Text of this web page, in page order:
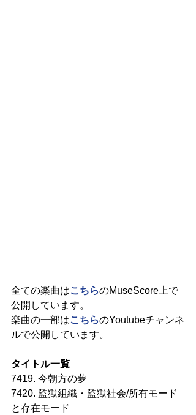
全ての楽曲はこちらのMuseScore上で
公開しています。
楽曲の一部はこちらのYoutubeチャンネ
ルで公開しています。
タイトル一覧
7419. 今朝方の夢
7420. 監獄組織・監獄社会/所有モード
と存在モード